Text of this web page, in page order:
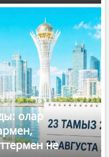
олар
не